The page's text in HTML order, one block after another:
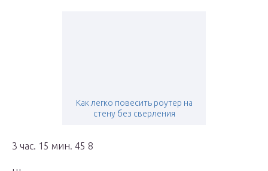
Как легко повесить роутер на
стену без сверления
3 час. 15 мин. 45 8